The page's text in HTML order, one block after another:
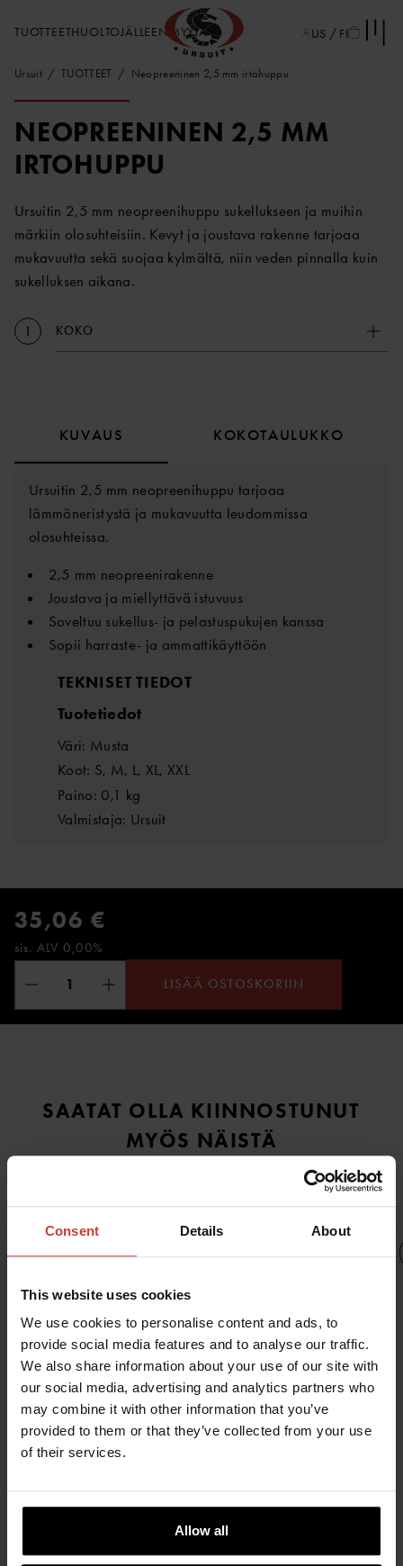
Consent Details About
This website uses cookies
We use cookies to personalise content and ads, to
provide social media features and to analyse our traffic.
We also share information about your use of our site with
our social media, advertising and analytics partners who
may combine it with other information that you’ve
provided to them or that they’ve collected from your use
of their services.
Allow all
TUOTTEETHUOLTOJÄLLEENMYYJÄT US / FI
Ursuit TUOTTEET Neopreeninen 2,5 mm irtohuppu
NEOPREENINEN 2,5 MM
IRTOHUPPU
Ursuitin 2,5 mm neopreenihuppu sukellukseen ja muihin
märkiin olosuhteisiin. Kevyt ja joustava rakenne tarjoaa
mukavuutta sekä suojaa kylmältä, niin veden pinnalla kuin
sukelluksen aikana.
1 KOKO
KUVAUS KOKOTAULUKKO
Ursuitin 2,5 mm neopreenihuppu tarjoaa
lämmöneristystä ja mukavuutta leudommissa
olosuhteissa.
2,5 mm neopreenirakenne
Joustava ja miellyttävä istuvuus
Soveltuu sukellus- ja pelastuspukujen kanssa
Sopii harraste- ja ammattikäyttöön
TEKNISET TIEDOT
Tuotetiedot
Väri: Musta
Koot: S, M, L, XL, XXL
Paino: 0,1 kg
Valmistaja: Ursuit
35,06 €
sis. ALV 0,00%
LISÄÄ OSTOSKORIIN
SAATAT OLLA KIINNOSTUNUT
MYÖS NÄISTÄ
URSUIT
ONE
ENDURANCE
2270,92 €
URSUIT
ONE
ENDURANCE,
2270,92 €
URSUIT
URSUIT
REDQ
2254,98 €
URSUIT
URSUIT
REDQ BZ
2254,98 €